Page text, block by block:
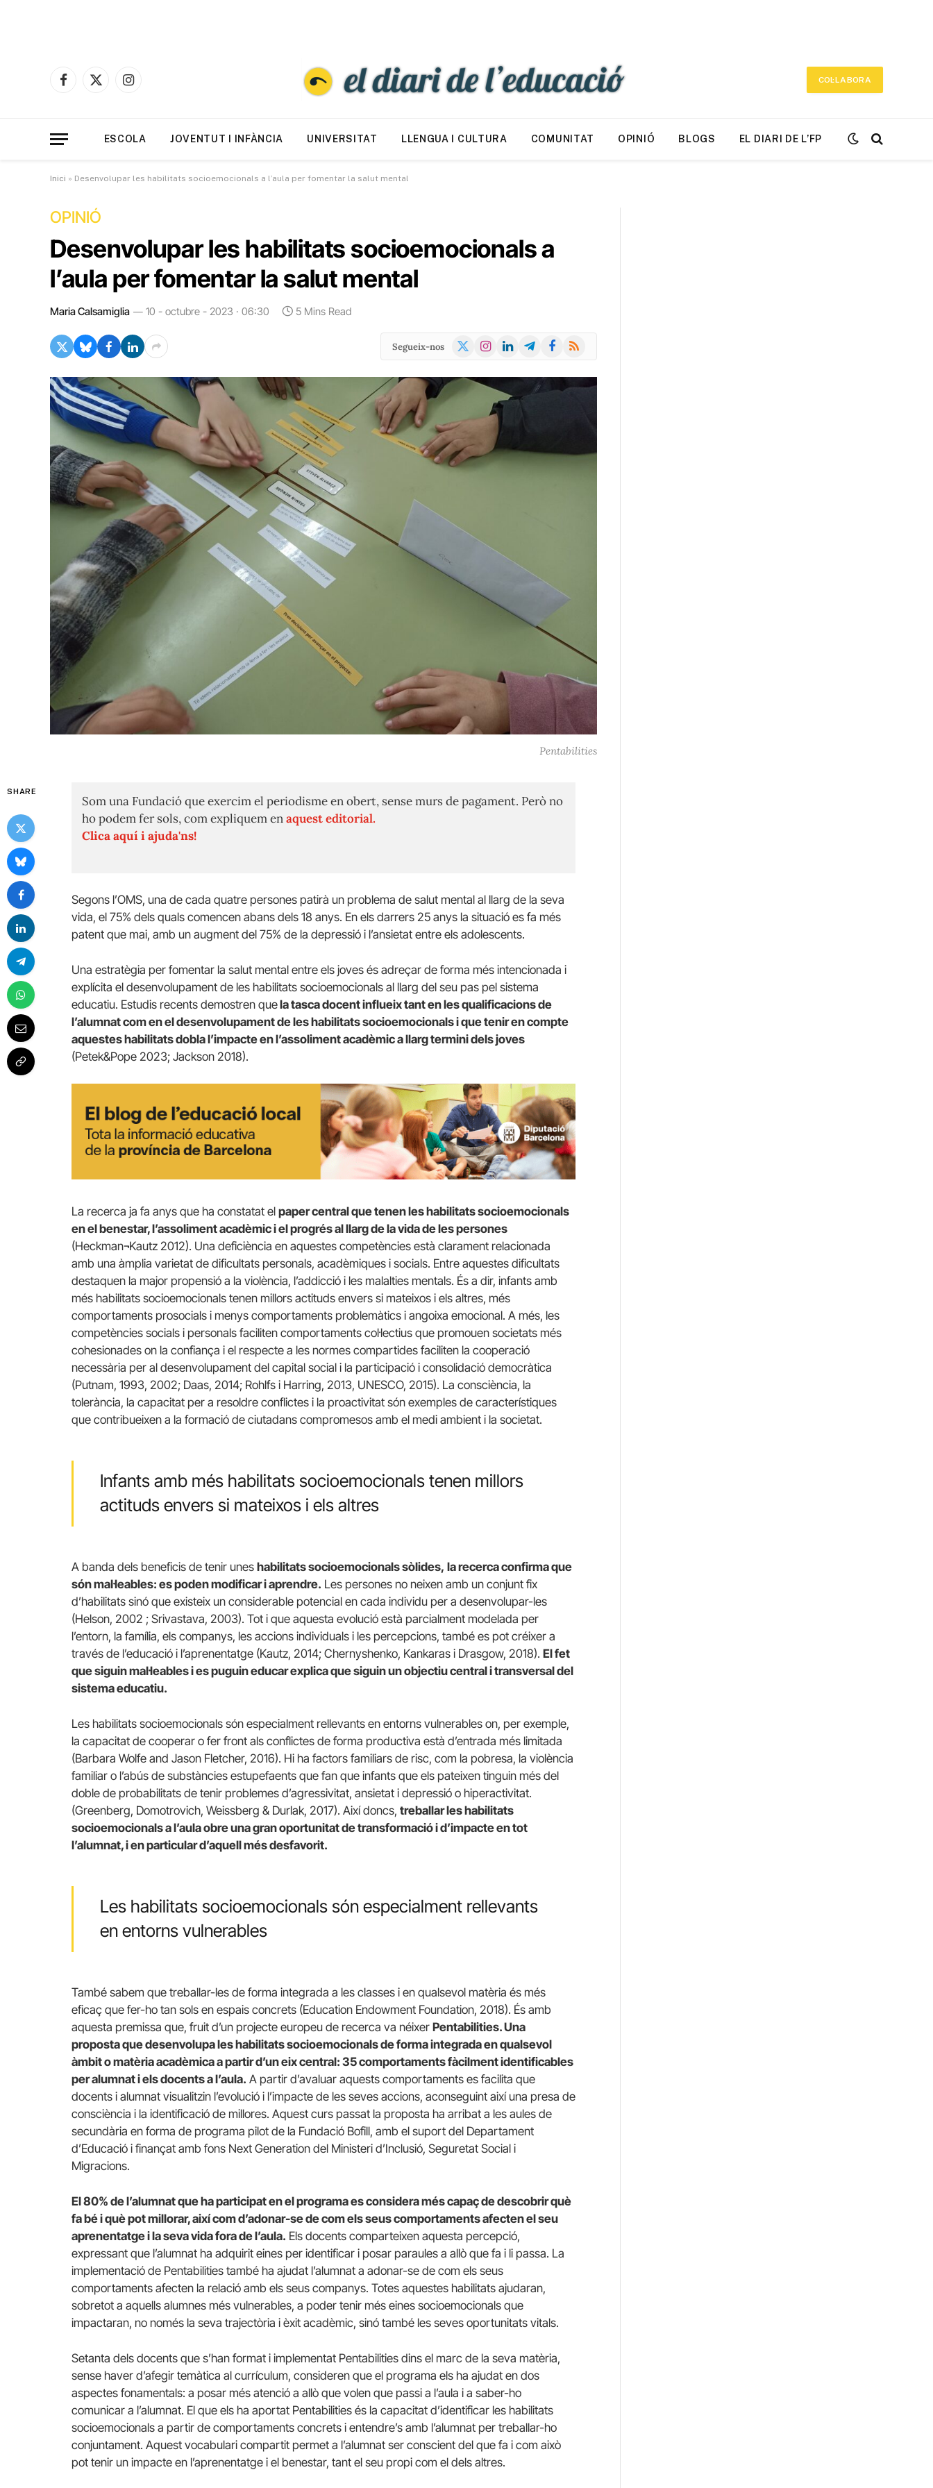
Facebook
X
Instagram
COL·LABORA
ESCOLA JOVENTUT I INFÀNCIA UNIVERSITAT LLENGUA I CULTURA COMUNITAT OPINIÓ BLOGS EL DIARI DE L’FP
Inici » Desenvolupar les habilitats socioemocionals a l’aula per fomentar la salut mental
OPINIÓ
Desenvolupar les habilitats socioemocionals a
l’aula per fomentar la salut mental
Maria Calsamiglia 10 - octubre - 2023 · 06:30 5 Mins Read
Segueix-nos
X
Instagram
LinkedInTelegramFacebook
RSS
Pentabilities
SHARE
Som una Fundació que exercim el periodisme en obert, sense murs de pagament. Però no
ho podem fer sols, com expliquem enaquest editorial.
Clica aquí i ajuda'ns!
Segons l’OMS, una de cada quatre persones patirà un problema de salut mental al llarg de la seva
vida, el 75% dels quals comencen abans dels 18 anys. En els darrers 25 anys la situació es fa més
patent que mai, amb un augment del 75% de la depressió i l’ansietat entre els adolescents.
Una estratègia per fomentar la salut mental entre els joves és adreçar de forma més intencionada i
explícita el desenvolupament de les habilitats socioemocionals al llarg del seu pas pel sistema
educatiu. Estudis recents demostren quela tasca docent influeix tant en les qualificacions de
l’alumnat com en el desenvolupament de les habilitats socioemocionals i que tenir en compte
aquestes habilitats dobla l’impacte en l’assoliment acadèmic a llarg termini dels joves
(Petek&Pope 2023; Jackson 2018).
La recerca ja fa anys que ha constatat el paper central que tenen les habilitats socioemocionals
en el benestar, l’assoliment acadèmic i el progrés al llarg de la vida de les persones
(Heckman¬Kautz 2012). Una deficiència en aquestes competències està clarament relacionada
amb una àmplia varietat de dificultats personals, acadèmiques i socials. Entre aquestes dificultats
destaquen la major propensió a la violència, l’addicció i les malalties mentals. És a dir, infants amb
més habilitats socioemocionals tenen millors actituds envers si mateixos i els altres, més
comportaments prosocials i menys comportaments problemàtics i angoixa emocional. A més, les
competències socials i personals faciliten comportaments col·lectius que promouen societats més
cohesionades on la confiança i el respecte a les normes compartides faciliten la cooperació
necessària per al desenvolupament del capital social i la participació i consolidació democràtica
(Putnam, 1993, 2002; Daas, 2014; Rohlfs i Harring, 2013, UNESCO, 2015). La consciència, la
tolerància, la capacitat per a resoldre conflictes i la proactivitat són exemples de característiques
que contribueixen a la formació de ciutadans compromesos amb el medi ambient i la societat.
Infants amb més habilitats socioemocionals tenen millors
actituds envers si mateixos i els altres
A banda dels beneficis de tenir unes habilitats socioemocionals sòlides, la recerca confirma que
són mal·leables: es poden modificar i aprendre. Les persones no neixen amb un conjunt fix
d’habilitats sinó que existeix un considerable potencial en cada individu per a desenvolupar-les
(Helson, 2002 ; Srivastava, 2003). Tot i que aquesta evolució està parcialment modelada per
l’entorn, la família, els companys, les accions individuals i les percepcions, també es pot créixer a
través de l’educació i l’aprenentatge (Kautz, 2014; Chernyshenko, Kankaras i Drasgow, 2018). El fet
que siguin mal·leables i es puguin educar explica que siguin un objectiu central i transversal del
sistema educatiu.
Les habilitats socioemocionals són especialment rellevants en entorns vulnerables on, per exemple,
la capacitat de cooperar o fer front als conflictes de forma productiva està d’entrada més limitada
(Barbara Wolfe and Jason Fletcher, 2016). Hi ha factors familiars de risc, com la pobresa, la violència
familiar o l’abús de substàncies estupefaents que fan que infants que els pateixen tinguin més del
doble de probabilitats de tenir problemes d’agressivitat, ansietat i depressió o hiperactivitat.
(Greenberg, Domotrovich, Weissberg & Durlak, 2017). Així doncs, treballar les habilitats
socioemocionals a l’aula obre una gran oportunitat de transformació i d’impacte en tot
l’alumnat, i en particular d’aquell més desfavorit.
Les habilitats socioemocionals són especialment rellevants
en entorns vulnerables
També sabem que treballar-les de forma integrada a les classes i en qualsevol matèria és més
eficaç que fer-ho tan sols en espais concrets (Education Endowment Foundation, 2018). És amb
aquesta premissa que, fruit d’un projecte europeu de recerca va néixer Pentabilities. Una
proposta que desenvolupa les habilitats socioemocionals de forma integrada en qualsevol
àmbit o matèria acadèmica a partir d’un eix central: 35 comportaments fàcilment identificables
per alumnat i els docents a l’aula. A partir d’avaluar aquests comportaments es facilita que
docents i alumnat visualitzin l’evolució i l’impacte de les seves accions, aconseguint així una presa de
consciència i la identificació de millores. Aquest curs passat la proposta ha arribat a les aules de
secundària en forma de programa pilot de la Fundació Bofill, amb el suport del Departament
d’Educació i finançat amb fons Next Generation del Ministeri d’Inclusió, Seguretat Social i
Migracions.
El 80% de l’alumnat que ha participat en el programa es considera més capaç de descobrir què
fa bé i què pot millorar, així com d’adonar-se de com els seus comportaments afecten el seu
aprenentatge i la seva vida fora de l’aula. Els docents comparteixen aquesta percepció,
expressant que l’alumnat ha adquirit eines per identificar i posar paraules a allò que fa i li passa. La
implementació de Pentabilities també ha ajudat l’alumnat a adonar-se de com els seus
comportaments afecten la relació amb els seus companys. Totes aquestes habilitats ajudaran,
sobretot a aquells alumnes més vulnerables, a poder tenir més eines socioemocionals que
impactaran, no només la seva trajectòria i èxit acadèmic, sinó també les seves oportunitats vitals.
Setanta dels docents que s’han format i implementat Pentabilities dins el marc de la seva matèria,
sense haver d’afegir temàtica al currículum, consideren que el programa els ha ajudat en dos
aspectes fonamentals: a posar més atenció a allò que volen que passi a l’aula i a saber-ho
comunicar a l’alumnat. El que els ha aportat Pentabilities és la capacitat d’identificar les habilitats
socioemocionals a partir de comportaments concrets i entendre’s amb l’alumnat per treballar-ho
conjuntament. Aquest vocabulari compartit permet a l’alumnat ser conscient del que fa i com això
pot tenir un impacte en l’aprenentatge i el benestar, tant el seu propi com el dels altres.